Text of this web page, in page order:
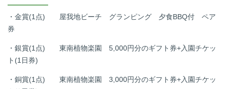
・金賞(1 点) 屋我地ビーチ グランピング 夕食BBQ付 ペア
券
・銀賞(1 点) 東南植物楽園 5,000円分のギフト券+入園チケッ
ト (1 日券)
・銅賞(1 点) 東南植物楽園 3,000円分のギフト券+入園チケッ